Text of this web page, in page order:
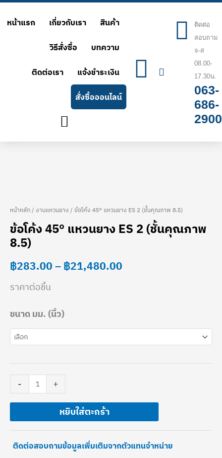
หน้าแรก เกี่ยวกับเรา สินค้า
วิธีสั่งซื้อ บทความ
ติดต่อเรา แจ้งชำระเงิน
สั่งซื้อออนไลน์
ติดต่อ
สอบถาม
จ-ส
08.00-
17.30น.
063-
686-
2900
หน้าหลัก / งานแหวนยาง / ข้อโค้ง 45° แหวนยาง ES 2 (ชั้นคุณภาพ 8.5)
ข้อโค้ง 45° แหวนยาง ES 2 (ชั้นคุณภาพ
8.5)
฿283.00 – ฿21,480.00
Price
range:
ราคาต่อชิ้น
ขนาด มม. (นิ้ว)
-
จำนวน
ข้อ
โค้ง
45°
แหวน
ES
2
คุณภาพ
8.5)
+
หยิบใส่ตะกร้า
ติดต่อสอบถามข้อมูลเพิ่มเติมจากตัวแทนจำหน่าย